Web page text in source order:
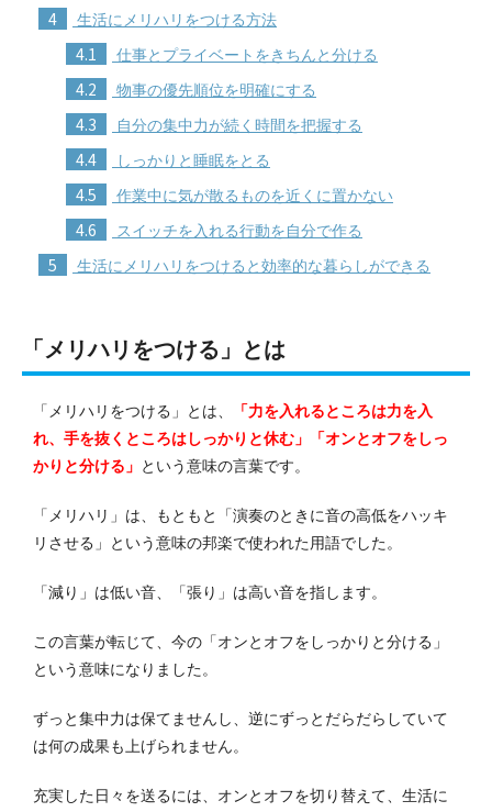
4 生活にメリハリをつける方法
4.1 仕事とプライベートをきちんと分ける
4.2 物事の優先順位を明確にする
4.3 自分の集中力が続く時間を把握する
4.4 しっかりと睡眠をとる
4.5 作業中に気が散るものを近くに置かない
4.6 スイッチを入れる行動を自分で作る
5 生活にメリハリをつけると効率的な暮らしができる
「メリハリをつける」とは
「メリハリをつける」とは、
「力を入れるところは力を入
れ、手を抜くところはしっかりと休む」「オンとオフをしっ
かりと分ける」 という意味の言葉です。
「メリハリ」は、もともと「演奏のときに音の高低をハッキ
リさせる」という意味の邦楽で使われた用語でした。
「減り」は低い音、「張り」は高い音を指します。
この言葉が転じて、今の「オンとオフをしっかりと分ける」
という意味になりました。
ずっと集中力は保てませんし、逆にずっとだらだらしていて
は何の成果も上げられません。
充実した日々を送るには、オンとオフを切り替えて、生活に